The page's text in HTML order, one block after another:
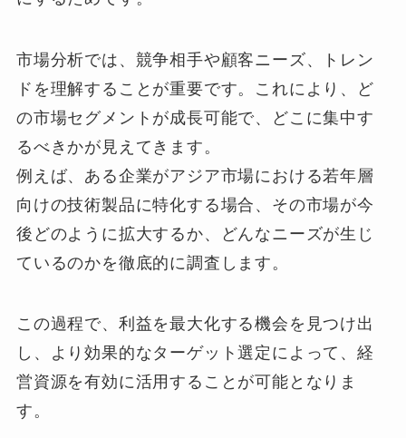
市場分析では、競争相手や顧客ニーズ、トレン
ドを理解することが重要です。これにより、ど
の市場セグメントが成長可能で、どこに集中す
るべきかが見えてきます。
例えば、ある企業がアジア市場における若年層
向けの技術製品に特化する場合、その市場が今
後どのように拡大するか、どんなニーズが生じ
ているのかを徹底的に調査します。
この過程で、利益を最大化する機会を見つけ出
し、より効果的なターゲット選定によって、経
営資源を有効に活用することが可能となりま
す。